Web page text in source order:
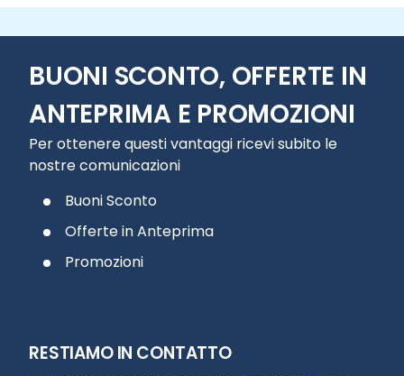
BUONI SCONTO, OFFERTE IN
ANTEPRIMA E PROMOZIONI
Per ottenere questi vantaggi ricevi subito le
nostre comunicazioni
Buoni Sconto
Offerte in Anteprima
Promozioni
RESTIAMO IN CONTATTO